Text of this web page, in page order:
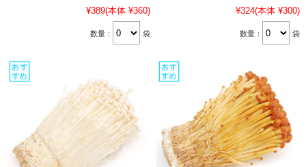
¥389(本体 ¥360)
数量： 袋
¥324(本体 ¥300)
数量： 袋